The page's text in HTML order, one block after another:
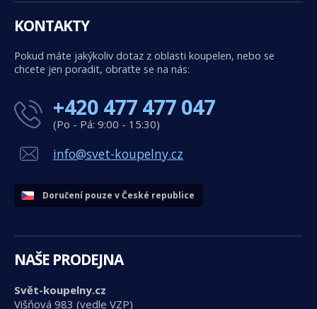
KONTAKTY
Pokud máte jakýkoliv dotaz z oblasti koupelen, nebo se
chcete jen poradit, obraťte se na nás:
+420 477 477 047
(Po - Pá: 9:00 - 15:30)
info@svet-koupelny.cz
Doručení pouze v České republice
NAŠE PRODEJNA
Svět-koupelny.cz
Višňová 983 (vedle VZP)